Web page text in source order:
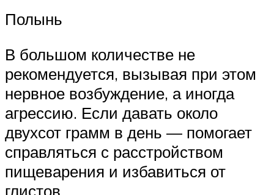
Полынь
В большом количестве не
рекомендуется, вызывая при этом
нервное возбуждение, а иногда
агрессию. Если давать около
двухсот грамм в день — помогает
справляться с расстройством
пищеварения и избавиться от
глистов.